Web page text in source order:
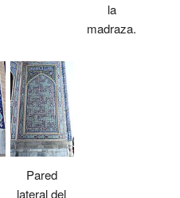
la
madraza.
Pared
lateral del